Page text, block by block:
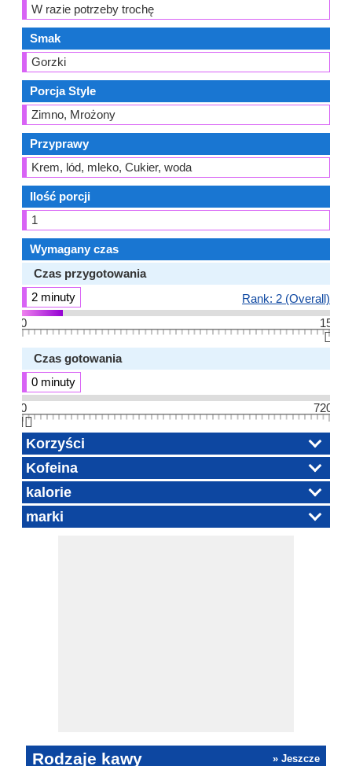
W razie potrzeby trochę
Smak
Gorzki
Porcja Style
Zimno, Mrożony
Przyprawy
Krem, lód, mleko, Cukier, woda
Ilość porcji
1
Wymagany czas
Czas przygotowania
2 minuty
Rank: 2 (Overall)
0
15
👆🏻
Czas gotowania
0 minuty
0
720
👆🏻
Korzyści
Kofeina
kalorie
marki
Rodzaje kawy » Jeszcze